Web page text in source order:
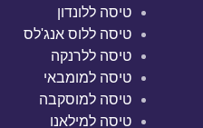
טיסה ללונדון
טיסה ללוס אנג'לס
טיסה ללרנקה
טיסה למומבאי
טיסה למוסקבה
טיסה למילאנו